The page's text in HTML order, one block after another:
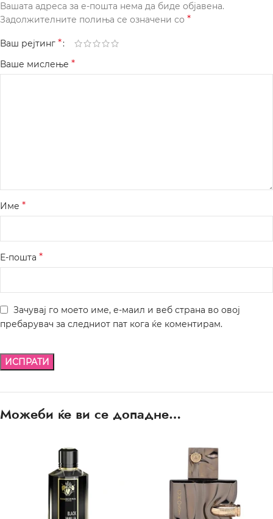
Вашата адреса за е-пошта нема да биде објавена.
Задолжителните полиња се означени со *
Ваш рејтинг *
Ваше мислење *
Име *
Е-пошта *
Зачувај го моето име, е-маил и веб страна во овој
пребарувач за следниот пат кога ќе коментирам.
Можеби ќе ви се допадне…